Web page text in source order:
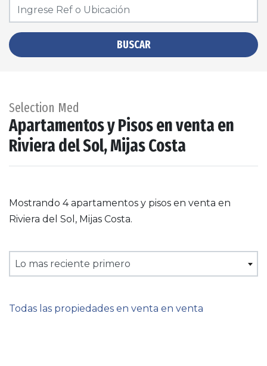
BUSCAR
Selection Med
Apartamentos y Pisos en venta en
Riviera del Sol, Mijas Costa
Mostrando 4 apartamentos y pisos en venta en
Riviera del Sol, Mijas Costa.
Lo mas reciente primero
Todas las propiedades en venta en venta